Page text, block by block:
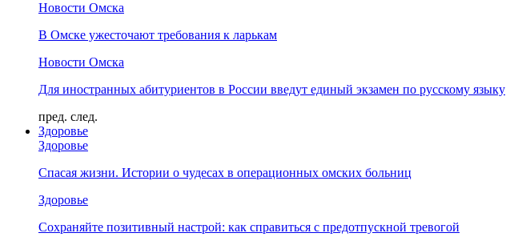
Новости Омска
В Омске ужесточают требования к ларькам
Новости Омска
Для иностранных абитуриентов в России введут единый экзамен по русскому языку
пред. след.
Здоровье
Здоровье
Спасая жизни. Истории о чудесах в операционных омских больниц
Здоровье
Сохраняйте позитивный настрой: как справиться с предотпускной тревогой